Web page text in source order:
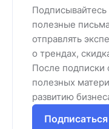
Подписывайтесь
полезные
отправлять
о трендах,
После подписки
полезных
развитию
Подписаться